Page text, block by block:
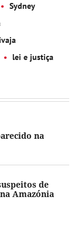
Sydney
lei e justiça
na
de
Amazónia